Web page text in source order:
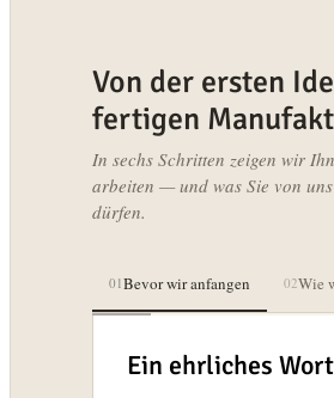
Von der ersten
fertigen
In sechs Schritten zeigen wir
arbeiten — und was Sie von
dürfen.
01Bevor wir anfangen 02Wie
Ein ehrliches